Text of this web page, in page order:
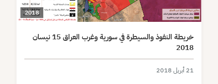
2018
خريطة النفوذ والسيطرة في سورية وغرب العراق 15 نيسان
2018
21 أبريل 2018